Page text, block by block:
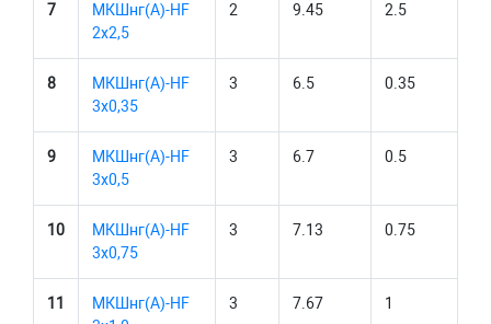
7
МКШнг(А)-HF
2х2,5
2 9.45 2.5
8
МКШнг(А)-HF
3х0,35
3 6.5 0.35
9
МКШнг(А)-HF
3х0,5
3 6.7 0.5
10
МКШнг(А)-HF
3х0,75
3 7.13 0.75
11
МКШнг(А)-HF
3 7.67 1